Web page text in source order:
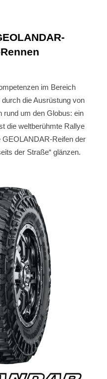
im Bereich
die Ausrüstung von
rund um den Globus: ein
die weltberühmte Rallye
GEOLANDAR-Reifen der
der Straße“ glänzen.